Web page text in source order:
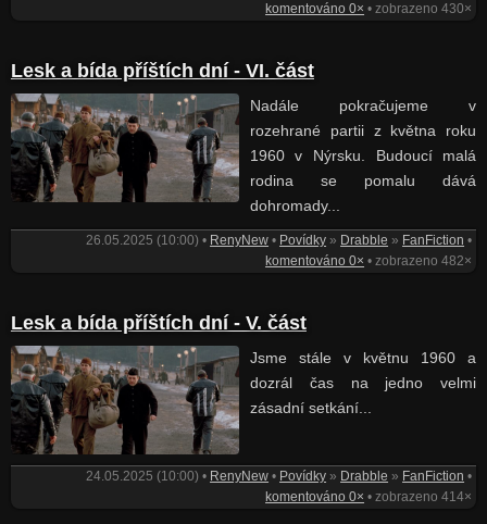
komentováno 0× • zobrazeno 430×
Lesk a bída příštích dní - VI. část
Nadále pokračujeme v
rozehrané partii z května roku
1960 v Nýrsku. Budoucí malá
rodina se pomalu dává
dohromady...
26.05.2025 (10:00) • RenyNew • Povídky » Drabble » FanFiction •
komentováno 0× • zobrazeno 482×
Lesk a bída příštích dní - V. část
Jsme stále v květnu 1960 a
dozrál čas na jedno velmi
zásadní setkání...
24.05.2025 (10:00) • RenyNew • Povídky » Drabble » FanFiction •
komentováno 0× • zobrazeno 414×